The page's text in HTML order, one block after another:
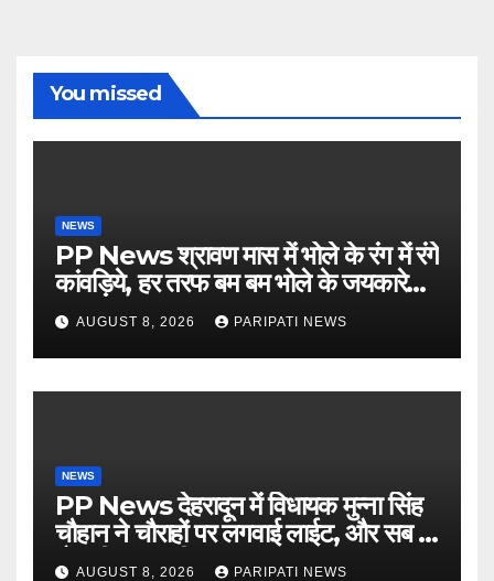
You missed
NEWS
PP News श्रावण मास में भोले के रंग में रंगे
कांवड़िये, हर तरफ बम बम भोले के जयकारे…
see more..
AUGUST 8, 2026 PARIPATI NEWS
NEWS
PP News देहरादून में विधायक मुन्ना सिंह
चौहान ने चौराहों पर लगवाई लाईट, और सब में
हो गयी वाह-वाही…
AUGUST 8, 2026 PARIPATI NEWS